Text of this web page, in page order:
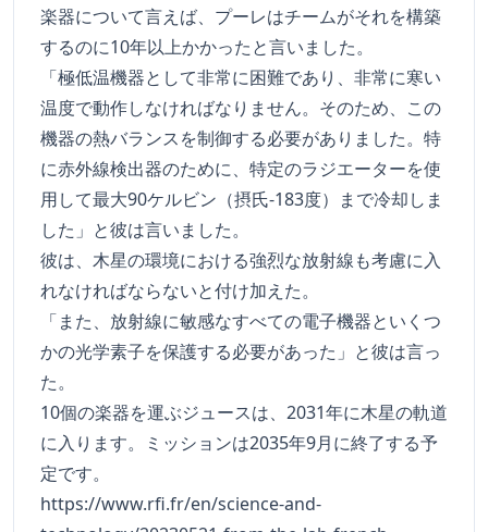
楽器について言えば、プーレはチームがそれを構築
するのに10年以上かかったと言いました。
「極低温機器として非常に困難であり、非常に寒い
温度で動作しなければなりません。そのため、この
機器の熱バランスを制御する必要がありました。特
に赤外線検出器のために、特定のラジエーターを使
用して最大90ケルビン（摂氏-183度）まで冷却しま
した」と彼は言いました。
彼は、木星の環境における強烈な放射線も考慮に入
れなければならないと付け加えた。
「また、放射線に敏感なすべての電子機器といくつ
かの光学素子を保護する必要があった」と彼は言っ
た。
10個の楽器を運ぶジュースは、2031年に木星の軌道
に入ります。ミッションは2035年9月に終了する予
定です。
https://www.rfi.fr/en/science-and-